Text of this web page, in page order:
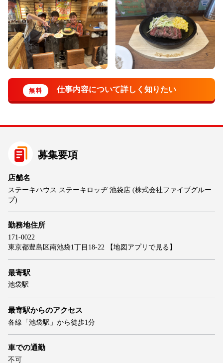
募集要項
店舗名
ステーキハウス ステーキロッヂ 池袋店 (株式会社ファイブグルー
プ)
勤務地住所
171-0022
東京都豊島区南池袋1丁目18-22
【地図アプリで見る】
最寄駅
池袋駅
最寄駅からのアクセス
各線「池袋駅」から徒歩1分
車での通勤
不可